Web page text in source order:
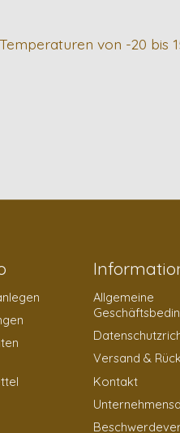
von -20 bis
Allgemeine
Versand &
Kontakt